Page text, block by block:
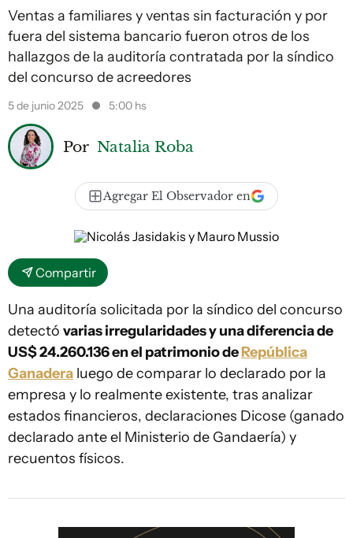
Ventas a familiares y ventas sin facturación y por
fuera del sistema bancario fueron otros de los
hallazgos de la auditoría contratada por la síndico
del concurso de acreedores
5 de junio 2025 5:00 hs
Por Natalia Roba
Agregar El Observador en
Compartir
Una auditoría solicitada por la síndico del concurso
detectó varias irregularidades y una diferencia de
US$ 24.260.136 en el patrimonio deRepública
Ganadera luego de comparar lo declarado por la
empresa y lo realmente existente, tras analizar
estados financieros, declaraciones Dicose (ganado
declarado ante el Ministerio de Gandaería) y
recuentos físicos.